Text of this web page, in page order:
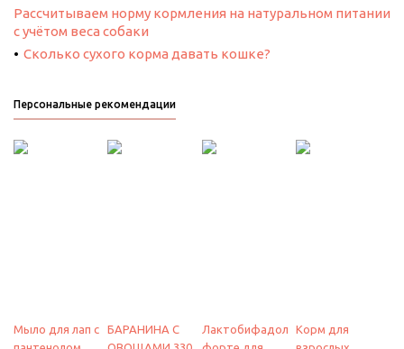
Рассчитываем норму кормления на натуральном питании
с учётом веса собаки
Сколько сухого корма давать кошке?
Персональные рекомендации
Мыло для лап с
БАРАНИНА С
Лактобифадол
Корм для